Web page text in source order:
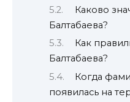
Каково
Балтабаева?
Как
Балтабаева?
Когда
появилась на